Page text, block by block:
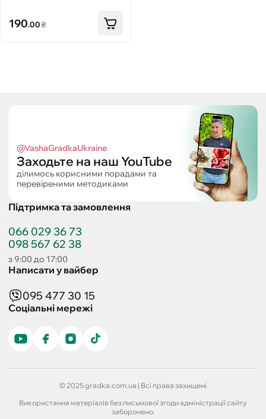
190.00₴
@VashaGradkaUkraine
Заходьте на наш YouTube
ділимось корисними порадами та
перевіреними методиками
Підтримка та замовлення
066 029 36 73
098 567 62 38
з 9:00 до 17:00
Написати у вайбер
095 477 30 15
Соціальні мережі
© 2025 gradka.com.ua | Всі права захищені
Використання матеріалів без письмової згоди адміністрації сайту
заборонено.